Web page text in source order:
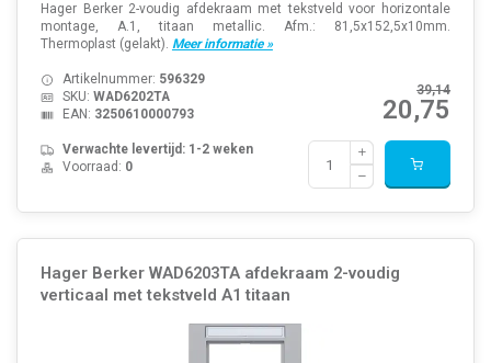
Hager Berker 2-voudig afdekraam met tekstveld voor horizontale
montage, A.1, titaan metallic. Afm.: 81,5x152,5x10mm.
Thermoplast (gelakt). Meer informatie »
39,14
20,75
Artikelnummer: 596329
SKU: WAD6202TA
EAN: 3250610000793
Verwachte levertijd: 1-2 weken
Voorraad: 0
Hager Berker WAD6203TA afdekraam 2-voudig
verticaal met tekstveld A1 titaan